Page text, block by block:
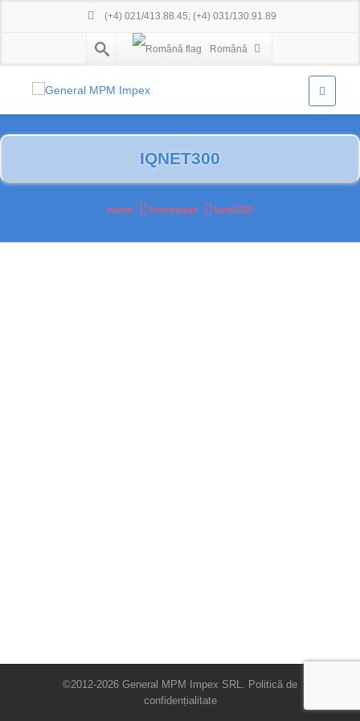
(+4) 021/413.88.45; (+4) 031/130.91.89
Română
IQNET300
Home Homepage iqnet300
©2012-2026 General MPM Impex SRL. Politică de
confidențialitate